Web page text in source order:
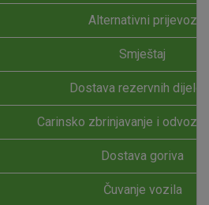
Alternativni prijevoz
Smještaj
Dostava rezervnih
Carinsko zbrinjavanje i odvoz
Dostava goriva
Čuvanje vozila